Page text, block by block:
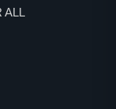
ALL